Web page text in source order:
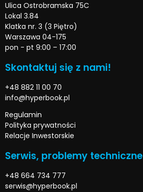
Ulica Ostrobramska 75C
Lokal 3.84
Klatka nr. 3 (3 Piętro)
Warszawa 04-175
pon - pt 9:00 – 17:00
Skontaktuj się z nami!
+48 882 11 00 70
info@hyperbook.pl
Regulamin
Polityka prywatności
Relacje Inwestorskie
Serwis, problemy techniczne
+48 664 734 777
serwis@hyperbook.pl